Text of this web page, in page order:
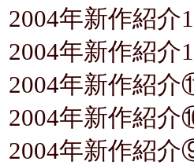
2004年新作紹介
2004年新作紹介
2004年新作紹
2004年新作紹
2004年新作紹